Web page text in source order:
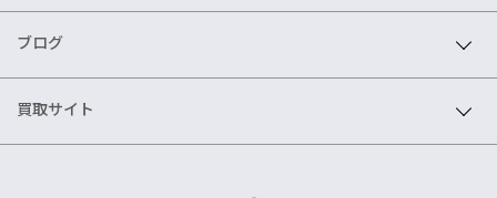
ブログ
買取サイト